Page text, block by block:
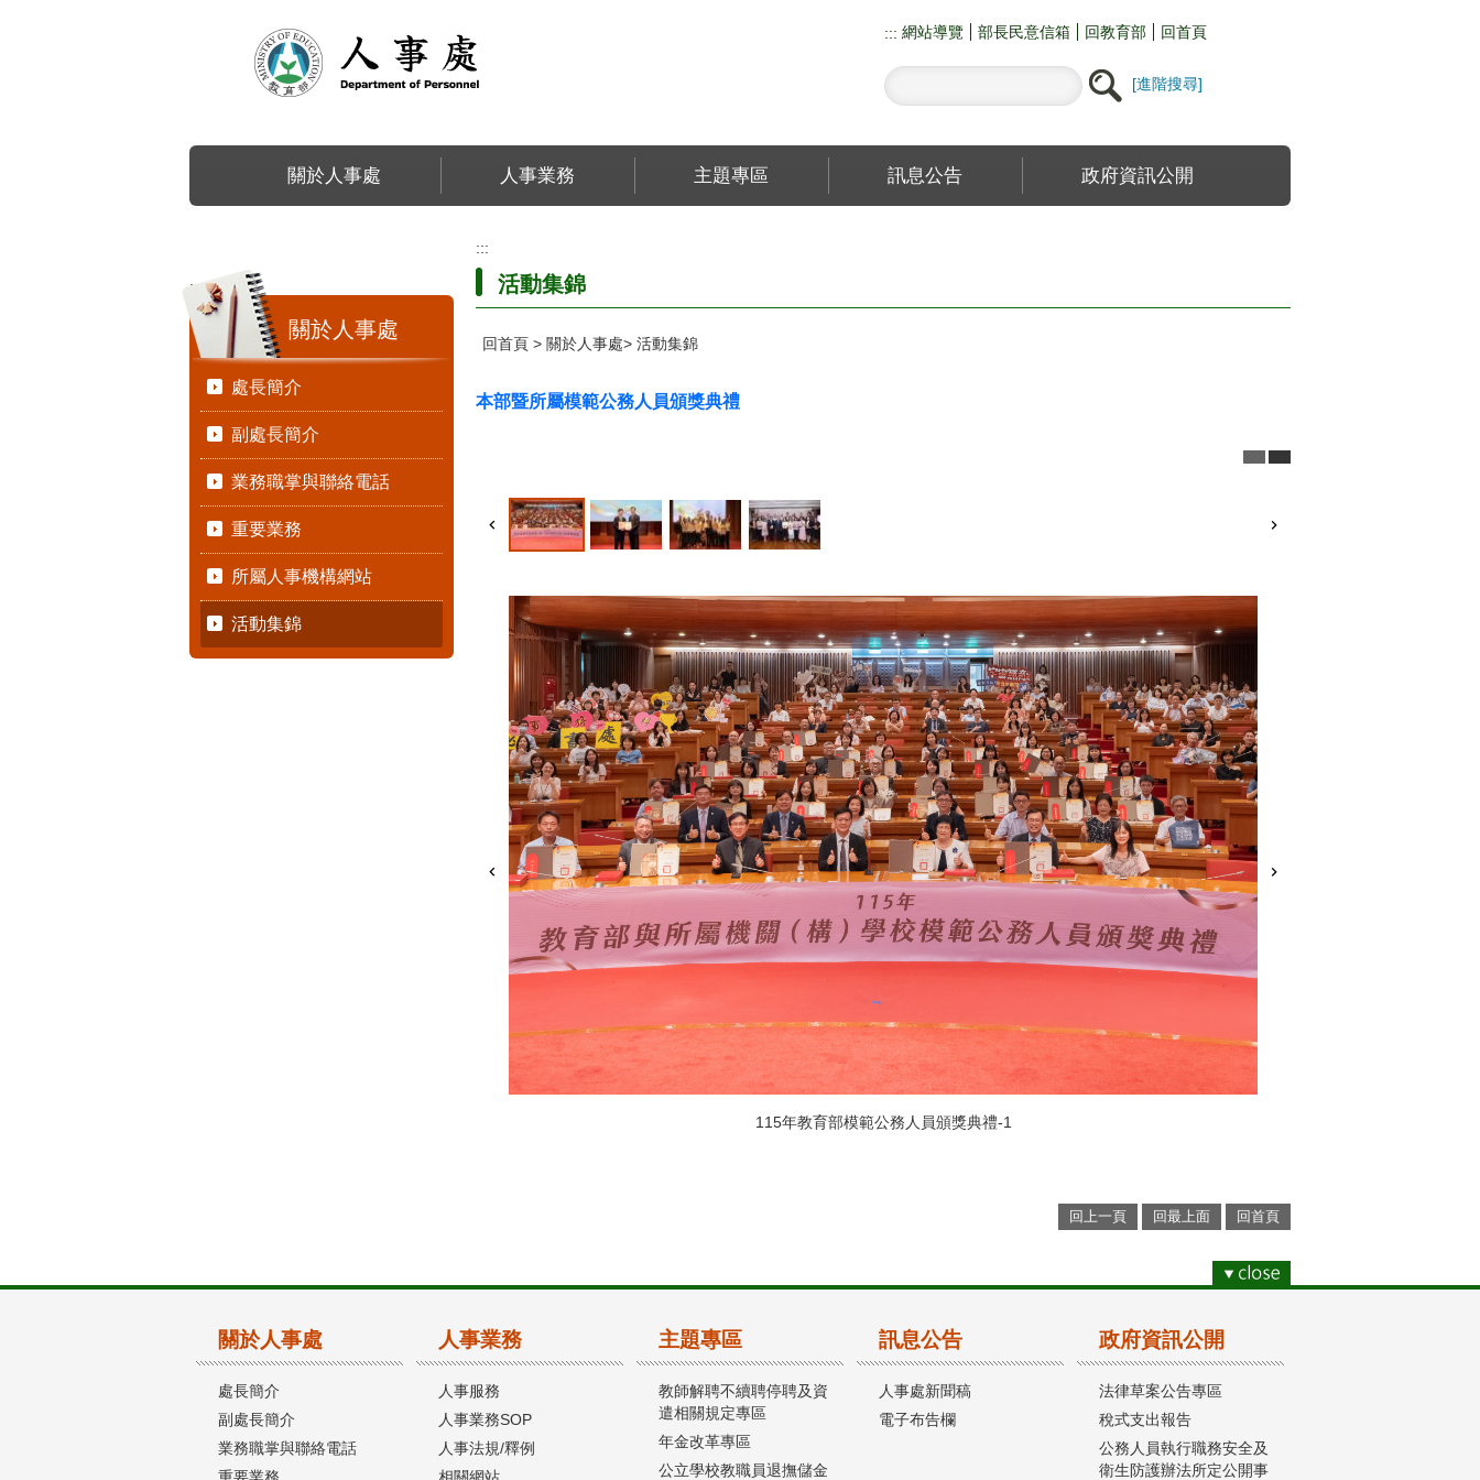
::: 網站導覽 部長民意信箱 回教育部 回首頁
進階搜尋
關於人事處 人事業務 主題專區 訊息公告 政府資訊公開
:::
關於人事處
處長簡介
副處長簡介
業務職掌與聯絡電話
重要業務
所屬人事機構網站
活動集錦
:::
活動集錦
回首頁 關於人事處 活動集錦
本部暨所屬模範公務人員頒獎典禮
115年教育部模範公務人員頒獎典禮-1
回上一頁 回最上面 回首頁
關於人事處
處長簡介
副處長簡介
業務職掌與聯絡電話
人事業務
人事服務
人事業務SOP
人事法規/釋例
主題專區
教師解聘不續聘停聘及資
遣相關規定專區
年金改革專區
公立學校教職員退撫儲金
訊息公告
人事處新聞稿
電子布告欄
政府資訊公開
法律草案公告專區
稅式支出報告
公務人員執行職務安全及
衛生防護辦法所定公開事